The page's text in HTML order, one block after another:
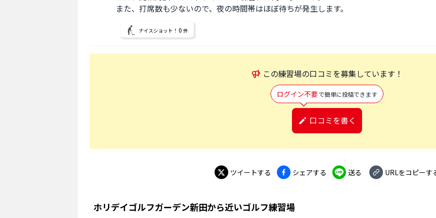
また、打席数も少ないので、夜の時間帯はほぼ待ちが発生します。
ナイスショット！ 0 件
この練習場の口コミを募集しています！
ログイン不要で簡単に投稿できます
口コミを書く
ツイートする シェアする 送る URLをコピーす
ホリデイゴルフガーデン新田から近いゴルフ練習場